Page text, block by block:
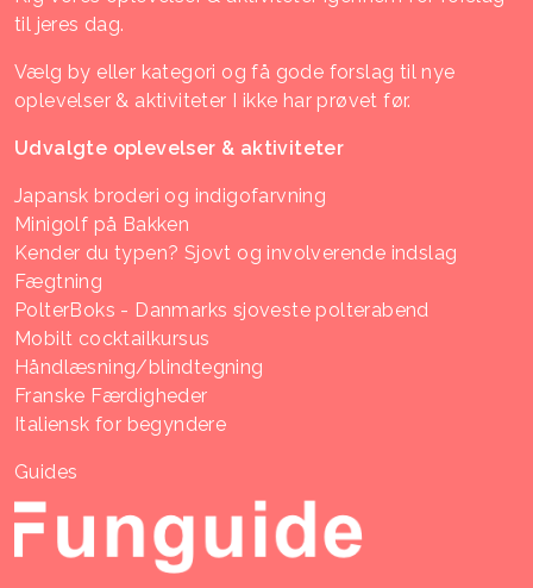
til jeres dag.
Vælg by eller kategori og få gode forslag til nye
oplevelser & aktiviteter I ikke har prøvet før.
Udvalgte oplevelser & aktiviteter
Japansk broderi og indigofarvning
Minigolf på Bakken
Kender du typen? Sjovt og involverende indslag
Fægtning
PolterBoks - Danmarks sjoveste polterabend
Mobilt cocktailkursus
Håndlæsning/blindtegning
Franske Færdigheder
Italiensk for begyndere
Guides